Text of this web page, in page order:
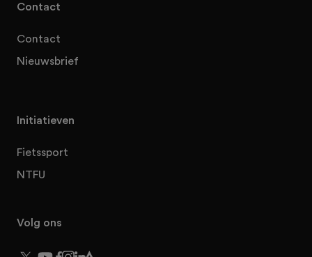
Contact
Contact
Nieuwsbrief
Initiatieven
Fietssport
NTFU
Volg ons